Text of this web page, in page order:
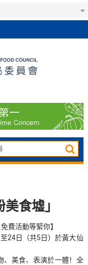
食墟」
費活動等緊你】
24日（共5日）於黃大仙
、美食、表演於一體！全